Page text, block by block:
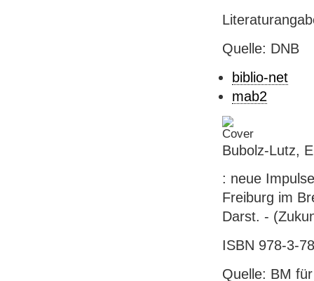
Quelle: DNB
biblio-net
mab2
Bubolz-Lutz,
: neue
Freiburg im
Darst. -
ISBN 978-3-
Quelle: BM